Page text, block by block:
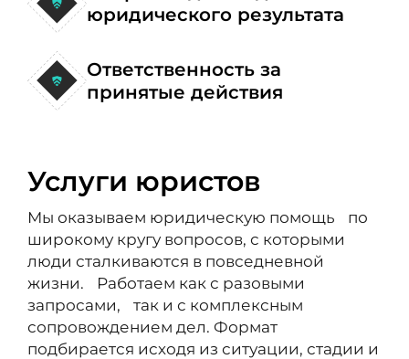
юридического результата
Ответственность за
принятые действия
Услуги юристов
Мы оказываем юридическую помощь по
широкому кругу вопросов, с которыми
люди сталкиваются в повседневной
жизни. Работаем как с разовыми
запросами, так и с комплексным
сопровождением дел. Формат
подбирается исходя из ситуации, стадии и